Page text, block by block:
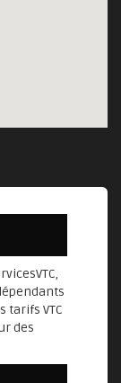
tarifs VTC
des